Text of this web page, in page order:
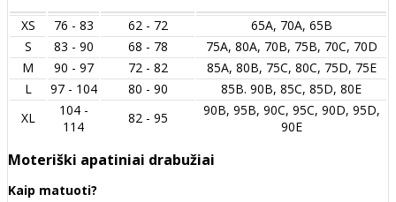
XS 76 - 83 62 - 72
65A, 70A, 65B
S
83 - 90 68 - 78
75A, 80A, 70B, 75B, 70C, 70D
M
90 - 97 72 - 82
85A, 80B, 75C, 80C, 75D, 75E
L
97 - 104 80 - 90
85B. 90B, 85C, 85D, 80E
XL
104 -
114
82 - 95
90B, 95B, 90C, 95C, 90D, 95D,
90E
Moteriški apatiniai drabužiai
Kaip matuoti?